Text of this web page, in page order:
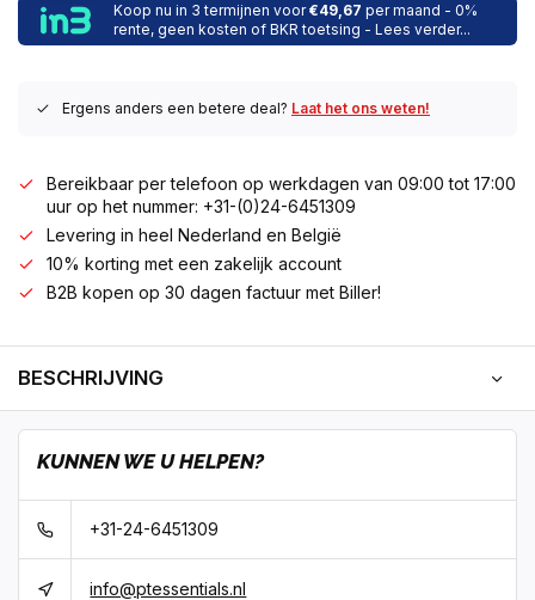
Koop nu in 3 termijnen voor€49,67 per maand - 0%
rente, geen kosten of BKR toetsing - Lees verder...
Ergens anders een betere deal? Laat het ons weten!
Bereikbaar per telefoon op werkdagen van 09:00 tot 17:00
uur op het nummer: +31-(0)24-6451309
Levering in heel Nederland en België
10% korting met een zakelijk account
B2B kopen op 30 dagen factuur met Biller!
BESCHRIJVING
KUNNEN WE U HELPEN?
+31-24-6451309
info@ptessentials.nl